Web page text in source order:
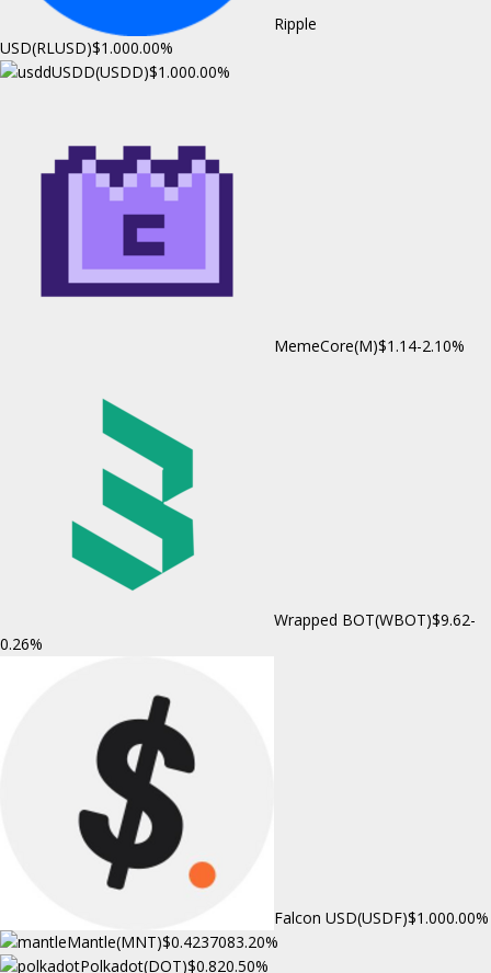
Ripple
USD(RLUSD)$1.000.00%
USDD(USDD)$1.000.00%
MemeCore(M)$1.14-2.10%
Wrapped BOT(WBOT)$9.62-
0.26%
Falcon USD(USDF)$1.000.00%
Mantle(MNT)$0.4237083.20%
Polkadot(DOT)$0.820.50%